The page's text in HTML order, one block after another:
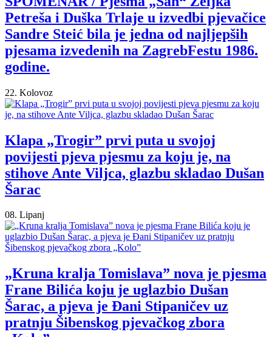
Petreša i Duška Trlaje u izvedbi pjevačice
Sandre Steić bila je jedna od najljepših
pjesama izvedenih na ZagrebFestu 1986.
godine.
22. Kolovoz
Klapa „Trogir” prvi puta u svojoj
povijesti pjeva pjesmu za koju je, na
stihove Ante Viljca, glazbu skladao Dušan
Šarac
08. Lipanj
„Kruna kralja Tomislava” nova je pjesma
Frane Bilića koju je uglazbio Dušan
Šarac, a pjeva je Đani Stipaničev uz
pratnju Šibenskog pjevačkog zbora